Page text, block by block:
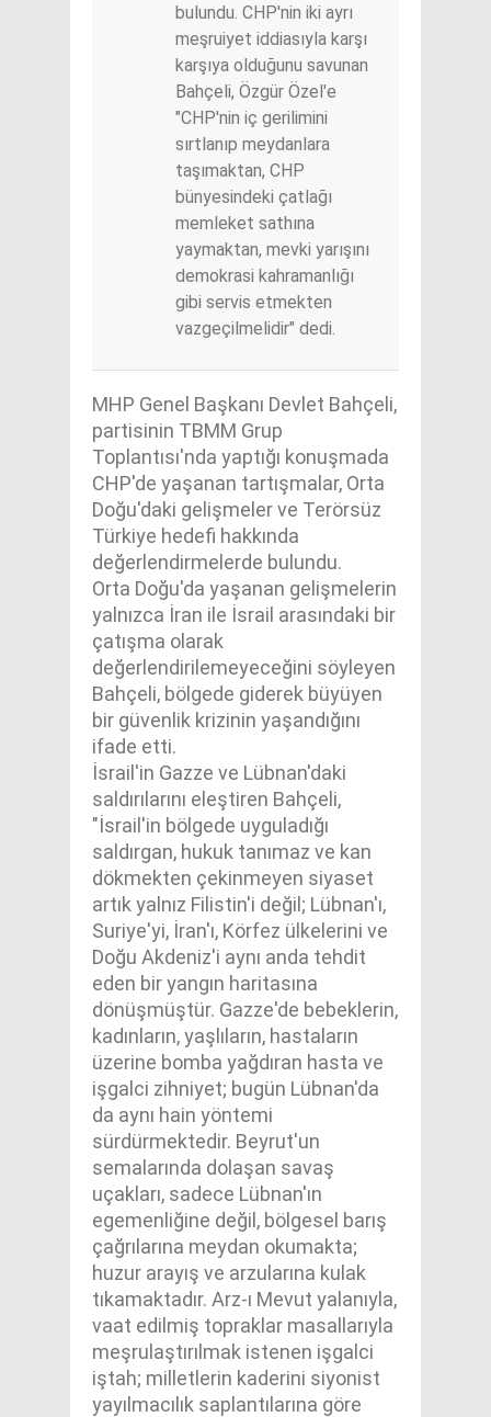
bulundu. CHP'nin iki ayrı
meşruiyet iddiasıyla karşı
karşıya olduğunu savunan
Bahçeli, Özgür Özel'e
"CHP'nin iç gerilimini
sırtlanıp meydanlara
taşımaktan, CHP
bünyesindeki çatlağı
memleket sathına
yaymaktan, mevki yarışını
demokrasi kahramanlığı
gibi servis etmekten
vazgeçilmelidir" dedi.
MHP Genel Başkanı Devlet Bahçeli,
partisinin TBMM Grup
Toplantısı'nda yaptığı konuşmada
CHP'de yaşanan tartışmalar, Orta
Doğu'daki gelişmeler ve Terörsüz
Türkiye hedefi hakkında
değerlendirmelerde bulundu.
Orta Doğu'da yaşanan gelişmelerin
yalnızca İran ile İsrail arasındaki bir
çatışma olarak
değerlendirilemeyeceğini söyleyen
Bahçeli, bölgede giderek büyüyen
bir güvenlik krizinin yaşandığını
ifade etti.
İsrail'in Gazze ve Lübnan'daki
saldırılarını eleştiren Bahçeli,
"İsrail'in bölgede uyguladığı
saldırgan, hukuk tanımaz ve kan
dökmekten çekinmeyen siyaset
artık yalnız Filistin'i değil; Lübnan'ı,
Suriye'yi, İran'ı, Körfez ülkelerini ve
Doğu Akdeniz'i aynı anda tehdit
eden bir yangın haritasına
dönüşmüştür. Gazze'de bebeklerin,
kadınların, yaşlıların, hastaların
üzerine bomba yağdıran hasta ve
işgalci zihniyet; bugün Lübnan'da
da aynı hain yöntemi
sürdürmektedir. Beyrut'un
semalarında dolaşan savaş
uçakları, sadece Lübnan'ın
egemenliğine değil, bölgesel barış
çağrılarına meydan okumakta;
huzur arayış ve arzularına kulak
tıkamaktadır. Arz-ı Mevut yalanıyla,
vaat edilmiş topraklar masallarıyla
meşrulaştırılmak istenen işgalci
iştah; milletlerin kaderini siyonist
yayılmacılık saplantılarına göre